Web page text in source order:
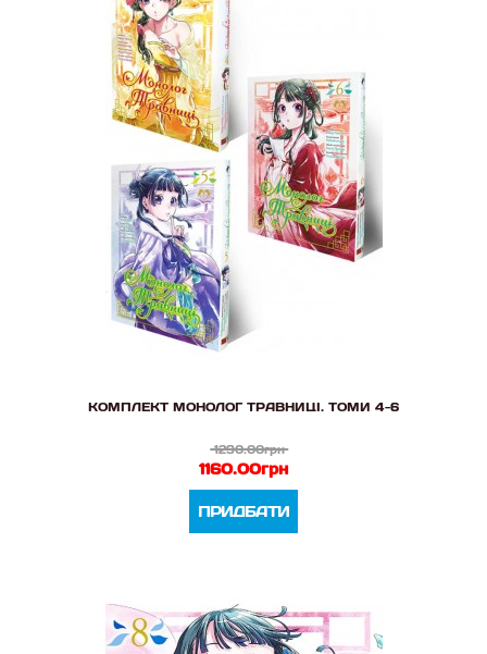
КОМПЛЕКТ МОНОЛОГ ТРАВНИЦІ. ТОМИ 4-6
1290.00грн
1160.00грн
ПРИДБАТИ